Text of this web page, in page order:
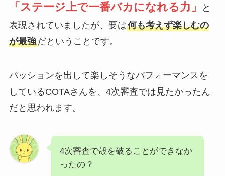
「ステージ上で一番バカになれる力」
と
表現されていましたが、要は何も考えず楽しむの
が最強だということです。
パッションを出して楽しそうなパフォーマンスを
しているCOTAさんを、4次審査では見たかったん
だと思われます。
4次審査で殻を破ることができなか
ったの？